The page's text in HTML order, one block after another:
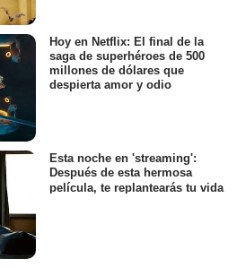
Hoy en Netflix: El final de la
saga de superhéroes de 500
millones de dólares que
despierta amor y odio
Esta noche en 'streaming':
Después de esta hermosa
película, te replantearás tu vida